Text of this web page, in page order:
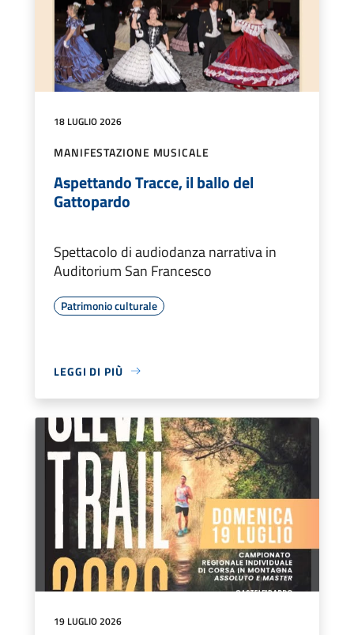
18 LUGLIO 2026
MANIFESTAZIONE MUSICALE
Aspettando Tracce, il ballo del
Gattopardo
Spettacolo di audiodanza narrativa in
Auditorium San Francesco
Patrimonio culturale
LEGGI DI PIÙ
19 LUGLIO 2026